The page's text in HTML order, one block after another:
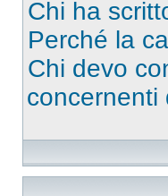
Chi ha
Perché la
Chi devo
concernenti